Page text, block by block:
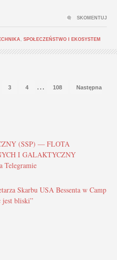
SPOŁECZEŃSTWO I EKOSYSTEM
SKOMENTUJ
3 4 … 108
Następna
(SSP) — FLOTA
I GALAKTYCZNY
Skarbu USA Bessenta w Camp
jest bliski”